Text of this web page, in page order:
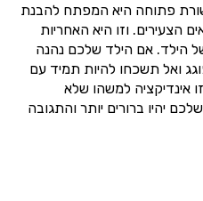
פתוחה היא המפתח להבנת
הצעירים. וזו היא האחריות
הילד. אם הילד שלכם נהנה
ואל תשכחו להיות תמיד עם
אינדיקציה למשהו שלא
יהיו ברורים יותר והתגובה